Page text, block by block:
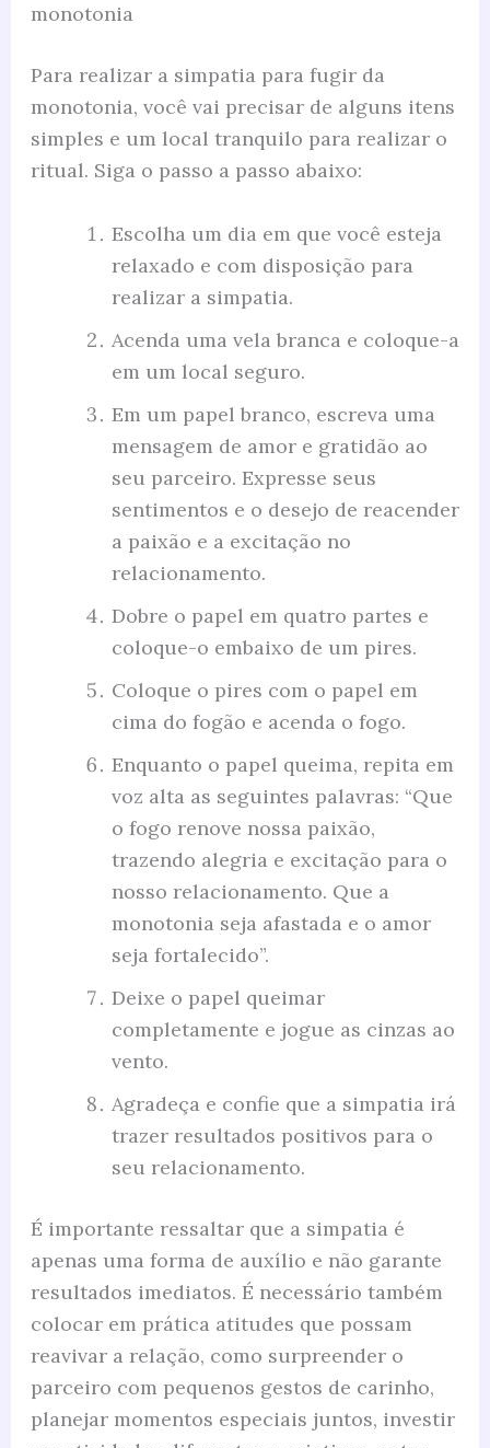
monotonia
Para realizar a simpatia para fugir da
monotonia, você vai precisar de alguns itens
simples e um local tranquilo para realizar o
ritual. Siga o passo a passo abaixo:
Escolha um dia em que você esteja
relaxado e com disposição para
realizar a simpatia.
Acenda uma vela branca e coloque-a
em um local seguro.
Em um papel branco, escreva uma
mensagem de amor e gratidão ao
seu parceiro. Expresse seus
sentimentos e o desejo de reacender
a paixão e a excitação no
relacionamento.
Dobre o papel em quatro partes e
coloque-o embaixo de um pires.
Coloque o pires com o papel em
cima do fogão e acenda o fogo.
Enquanto o papel queima, repita em
voz alta as seguintes palavras: “Que
o fogo renove nossa paixão,
trazendo alegria e excitação para o
nosso relacionamento. Que a
monotonia seja afastada e o amor
seja fortalecido”.
Deixe o papel queimar
completamente e jogue as cinzas ao
vento.
Agradeça e confie que a simpatia irá
trazer resultados positivos para o
seu relacionamento.
É importante ressaltar que a simpatia é
apenas uma forma de auxílio e não garante
resultados imediatos. É necessário também
colocar em prática atitudes que possam
reavivar a relação, como surpreender o
parceiro com pequenos gestos de carinho,
planejar momentos especiais juntos, investir